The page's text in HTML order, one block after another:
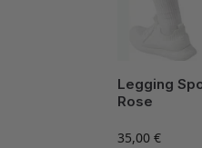
Legging
Rose
35,00 €